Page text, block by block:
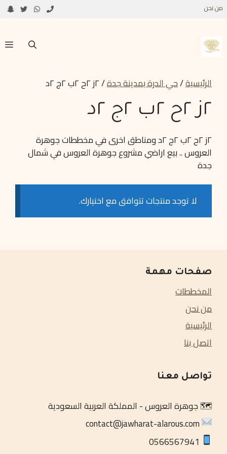
من نحن
الرئيسية/حي الدرة بمدينة جدة/ ٢ز ٢ح ٢ب ٢ج ٢د
٢ز ٢ح ٢ب ٢ج ٢د
٢ز ٢ح ٢ب ٢ج ٢د ومناطق اخرى في مخططات جوهرة
العروس .. بيع اراضي مشروع جوهرة العروس في شمال
جدة
لا توجد منتجات تتوافق مع اختيارك.
صفحات مهمة
المخططات
من نحن
الرئيسية
اتصل بنا
تواصل معنا
🗺️ جوهرة العروس - المملكة العربية السعودية